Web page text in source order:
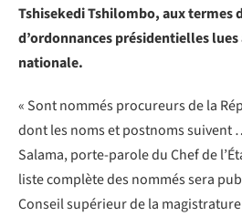
Tshisekedi Tshilombo, aux termes
d’ordonnances présidentielles
nationale.
« Sont nommés procureurs de la
dont les noms et postnoms suivent
Salama, porte-parole du Chef de
liste complète des nommés sera
Conseil supérieur de la magistrature